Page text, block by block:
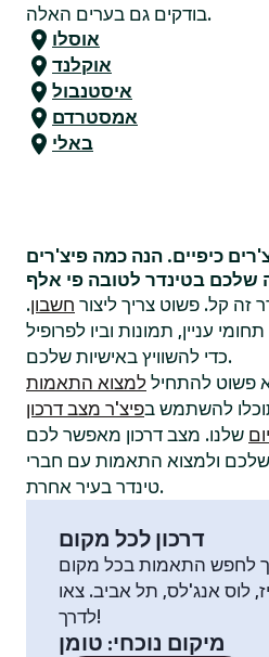
בודקים גם בערים האלה.
אוסלו
אוקלנד
איסטנבול
אמסטרדם
באלי
כיפיים. הנה כמה פיצ'רים
קל. פשוט צריך ליצור חשבון.
עניין, תמונות וביו לפרופיל
כדי להשוויץ באישיות שלכם.
פשוט להתחיל למצוא התאמות
להשתמש בפיצ'ר מצב דרכון
שלנו. מצב דרכון מאפשר לכם
ולמצוא התאמות עם חברי
טינדר בעיר אחרת.
דרכון לכל מקום
לחפש התאמות בכל מקום
לוס אנג'לס, תל אביב. צאו
לדרך!
מיקום נוכחי: טומן